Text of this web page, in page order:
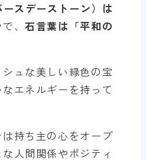
スデーストーン）は
で、石言葉は「平和の
ュな美しい緑色の宝
エネルギーを持って
持ち主の心をオープ
人間関係やポジティ